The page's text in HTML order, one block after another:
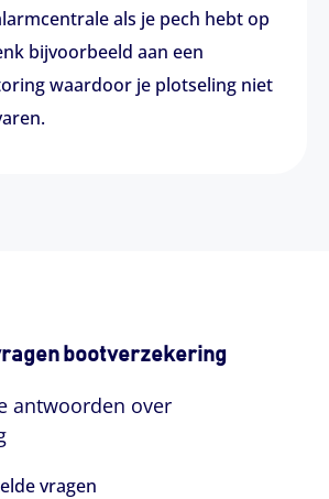
als je pech hebt op
bijvoorbeeld aan een
waardoor je plotseling niet
boot­verzekering
antwoorden over
vragen